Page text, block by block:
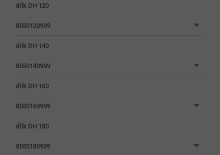
dřík DH 120
8550120999
dřík DH 140
8550140999
dřík DH 160
8550160999
dřík DH 180
8550180999